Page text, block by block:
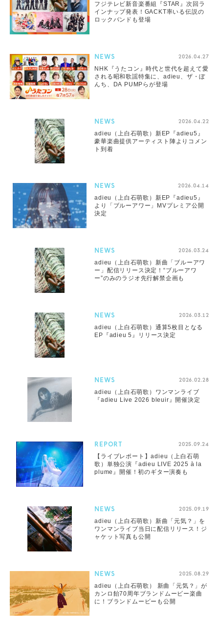
フジテレビ新音楽番組『STAR』次回ラ
インナップ発表！GACKT率いる伝説の
ロックバンドも登場
NEWS 2026.04.27
NHK『うたコン』時代と世代を超えて愛
される昭和歌謡特集に、adieu、ザ・ぼ
んち、DA PUMPらが登場
NEWS 2026.04.22
adieu（上白石萌歌）新EP『adieu5』
豪華楽曲提供アーティスト陣よりコメン
ト到着
NEWS 2026.04.14
adieu（上白石萌歌）新EP『adieu5』
より「ブルーアワー」MVプレミア公開
決定
NEWS 2026.03.24
adieu（上白石萌歌）新曲「ブルーアワ
ー」配信リリース決定！“ブルーアワ
ー”のみのラジオ先行解禁企画も
NEWS 2026.03.12
adieu（上白石萌歌）通算5枚目となる
EP『adieu 5』リリース決定
NEWS 2026.02.28
adieu（上白石萌歌）ワンマンライブ
『adieu Live 2026 bleuir』開催決定
REPORT 2025.09.24
【ライブレポート】adieu（上白石萌
歌）単独公演『adieu LIVE 2025 à la
plume』開催！初のギター演奏も
NEWS 2025.09.19
adieu（上白石萌歌）新曲「元気？」を
ワンマンライブ当日に配信リリース！ジ
ャケット写真も公開
NEWS 2025.08.29
adieu（上白石萌歌） 新曲「元気？」が
カンロ飴70周年ブランドムービー楽曲
に！ブランドムービーも公開